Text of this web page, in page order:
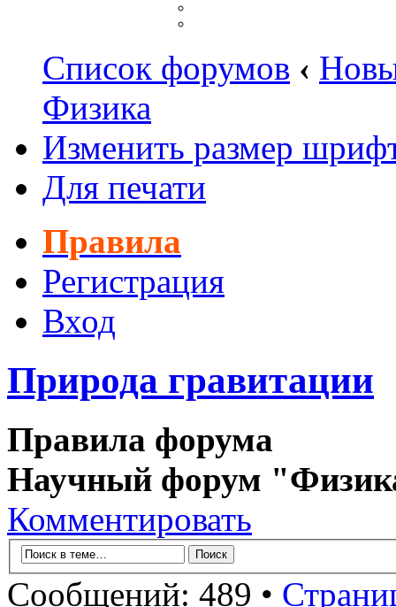
Список форумов ‹
Физика
Изменить размер
Для печати
Правила
Регистрация
Вход
Природа гравитации
Правила форума
Научный форум
Комментировать
Сообщений: 489 •